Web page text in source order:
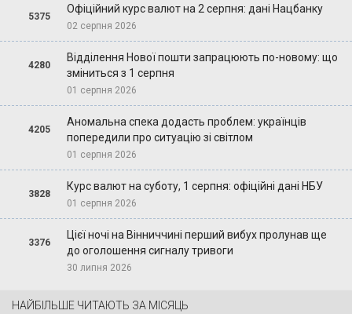
5375
Офіційний курс валют на 2 серпня: дані Нацбанку
02 серпня 2026
4280
Відділення Нової пошти запрацюють по-новому: що
зміниться з 1 серпня
01 серпня 2026
4205
Аномальна спека додасть проблем: українців
попередили про ситуацію зі світлом
01 серпня 2026
3828
Курс валют на суботу, 1 серпня: офіційні дані НБУ
01 серпня 2026
3376
Цієї ночі на Вінниччині перший вибух пролунав ще
до оголошення сигналу тривоги
30 липня 2026
НАЙБІЛЬШЕ ЧИТАЮТЬ ЗА МІСЯЦЬ